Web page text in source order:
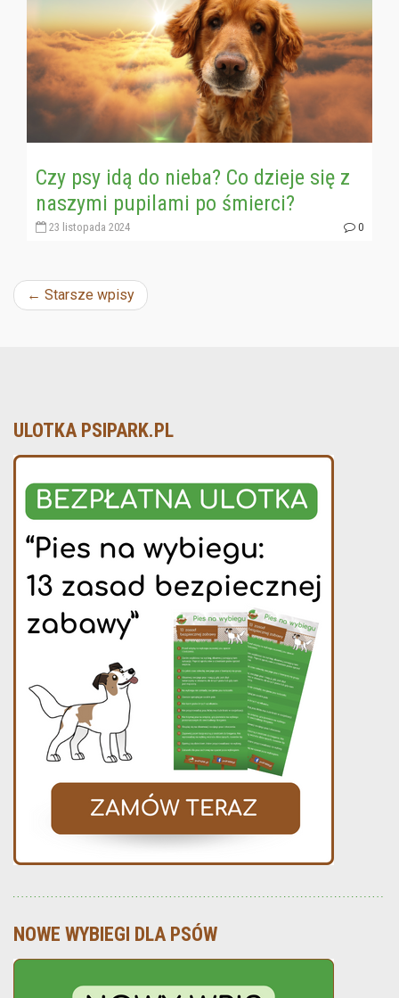
Czy psy idą do nieba? Co dzieje się z
naszymi pupilami po śmierci?
23 listopada 2024 0
Nawigacja
wpisu
← Starsze wpisy
ULOTKA PSIPARK.PL
NOWE WYBIEGI DLA PSÓW